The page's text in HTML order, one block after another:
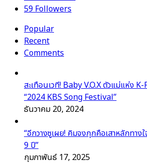
59Followers
Popular
Recent
Comments
สะเทือนเวที! Baby V.O.X ตัวแม่แห่ง
“2024 KBS Song Festival”
ธันวาคม 20, 2024
“อีกวางซูเผย! คิมจงกุกคือเสาหลักทาง
9 ปี”
กุมภาพันธ์ 17, 2025